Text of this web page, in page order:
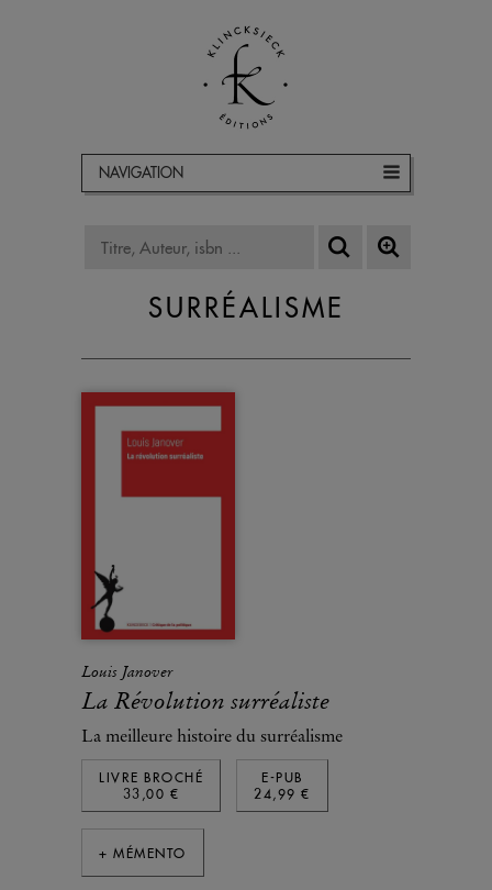
NAVIGATION
SURRÉALISME
Louis Janover
La Révolution surréaliste
La meilleure histoire du surréalisme
LIVRE BROCHÉ
33,00 €
E-PUB
24,99 €
+ MÉMENTO